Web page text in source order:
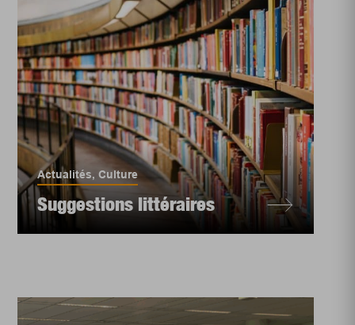
Actualités,Culture
Suggestions littéraires